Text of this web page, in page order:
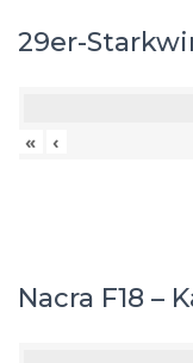
29er-
« ‹
Nacra F18 –